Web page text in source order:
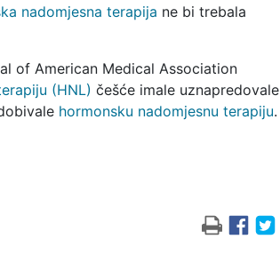
nadomjesna terapija ne bi trebala
of American Medical Association
(HNL) češće imale uznapredovale
hormonsku nadomjesnu terapiju.